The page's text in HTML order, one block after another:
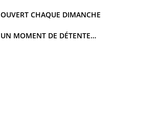
OUVERT CHAQUE DIMANCHE
UN MOMENT DE DÉTENTE…